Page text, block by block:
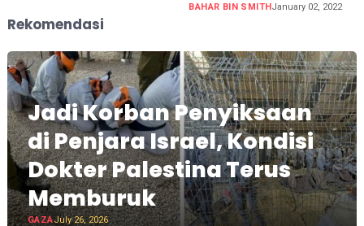
BAHAR BIN SMITHJanuary 02, 2022
Rekomendasi
Jadi Korban Penyiksaan
di Penjara Israel, Kondisi
Dokter Palestina Terus
Memburuk
GAZAJuly 26, 2026